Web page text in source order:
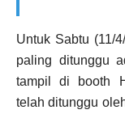
Untuk Sabtu (11/
paling ditunggu
tampil di booth
telah ditunggu